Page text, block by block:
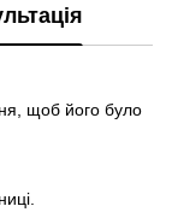
щоб його було